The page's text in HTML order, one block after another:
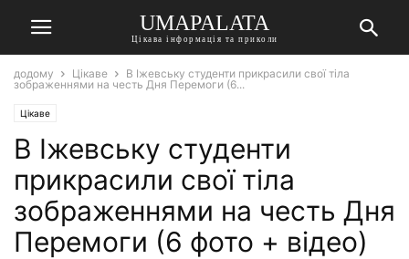
UMAPALATA
Цікава інформація та приколи
додому Цікаве
В Іжевську студенти прикрасили свої тіла
зображеннями на честь Дня Перемоги (6...
Цікаве
В Іжевську студенти
прикрасили свої тіла
зображеннями на честь Дня
Перемоги (6 фото + відео)